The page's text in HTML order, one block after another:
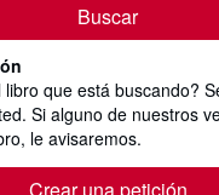
Buscar
que está buscando?
Si alguno de nuestros
le avisaremos.
Crear una petición